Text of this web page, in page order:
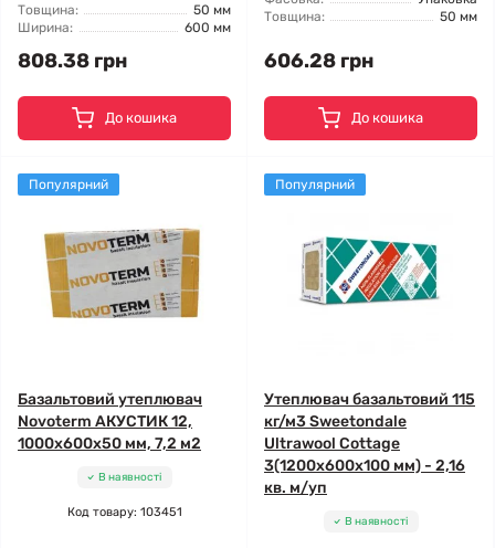
Товщина:
50 мм
Ширина:
600 мм
808.38 грн
До кошика
Товщина:
50 мм
606.28 грн
До кошика
Популярний
Базальтовий утеплювач
Novoterm АКУСТИК 12,
1000x600x50 мм, 7,2 м2
В наявності
Код товару: 103451
Популярний
Утеплювач базальтовий 115
кг/м3 Sweetondale
Ultrawool Cottage
3(1200x600x100 мм) - 2,16
кв. м/уп
В наявності